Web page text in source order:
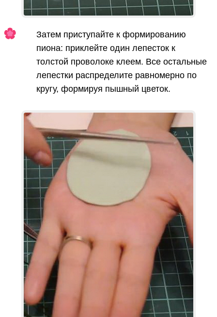
Затем приступайте к формированию
пиона: приклейте один лепесток к
толстой проволоке клеем. Все остальные
лепестки распределите равномерно по
кругу, формируя пышный цветок.